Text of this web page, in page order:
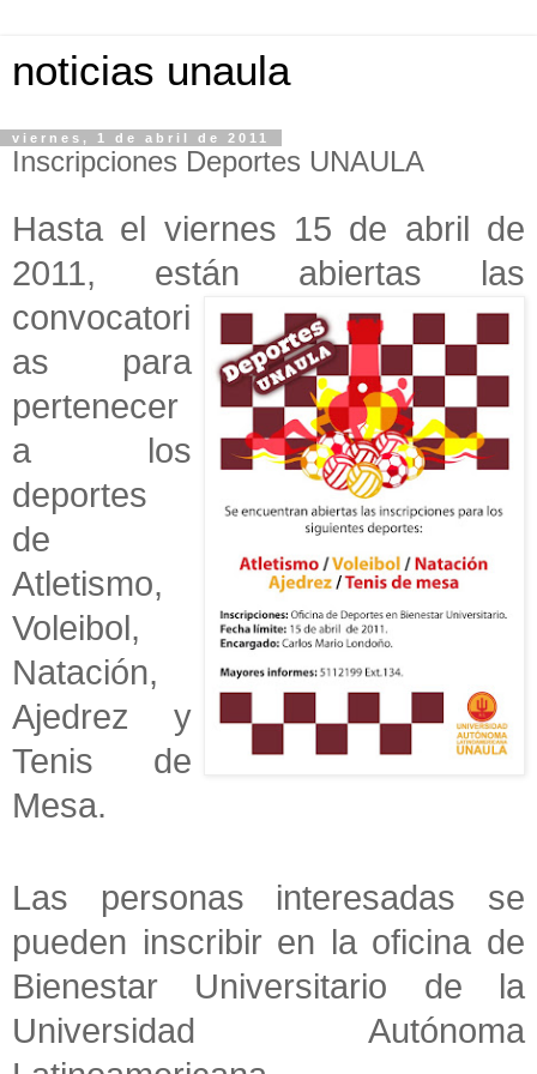
noticias unaula
viernes, 1 de abril de 2011
Inscripciones Deportes UNAULA
Hasta el viernes 15 de abril de
2011, están abiertas las
convocatori
as para
pertenecer
a los
deportes
de
Atletismo,
Voleibol,
Natación,
Ajedrez y
Tenis de
Mesa.
Las personas interesadas se
pueden inscribir en la oficina de
Bienestar Universitario de la
Universidad Autónoma